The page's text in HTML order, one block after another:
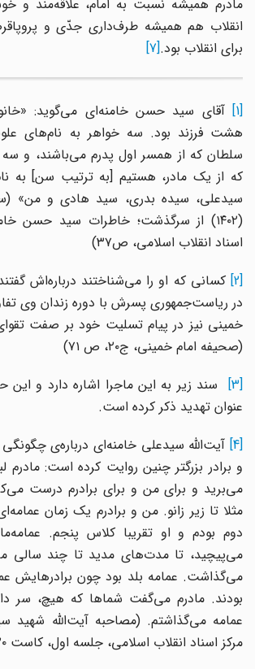
مادرم همیشه نسبت به امام، علاقه‌مند و
انقلاب هم همیشه طرف‌داری جدّی و
برای انقلاب بود.[7]
آقای سید حسن خامنه‌ای می‌گوید:
هشت فرزند بود. سه خواهر به نام‌های
سلطان که از همسر اول پدرم می‌باشند، و سه
که از یک مادر، هستیم [به ترتیب سن] به
سیدعلی، سیده بدری، سید هادی و من»
(۱۴۰۲) از سرگذشت؛ خاطرات سید حسن
اسناد انقلاب اسلامی، ص۳۷)
کسانی که او را می‌شناختند درباره‌اش گفتند
در ریاست‌جمهوری پسرش با دوره زندان وی
خمینی نیز در پیام تسلیت خود بر صفت تقوای
(صحیفه امام خمینی، ج۲۰، ص ۷۱)
سند زیر به این ماجرا اشاره دارد و این
عنوان تهدید ذکر کرده است.
آیت‌الله سیدعلی خامنه‌ای درباره‌ی
و برادر بزرگتر چنین روایت کرده است: مادرم
می‌برید و برای من و برای برادرم درست
مثلا تا زیر زانو. من و برادرم یک زمان
دوم بودم و او تقریبا کلاس پنجم.
می‌پیچید، تا مدت‌های مدید تا چند سالی
می‌گذاشت. عمامه بلد بود چون برادرهایش
بودند. مادرم می‌گفت شماها که هیچ، سر
عمامه می‌گذاشتم. (مصاحبه آیت‌الله شهید
مرکز اسناد انقلاب اسلامی، جلسه اول، کاست ۱۲۲۰)